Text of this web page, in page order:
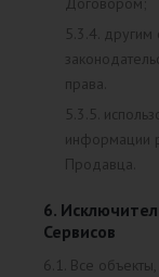
5.3.4.
права.
5.3.5.
информации
Продавца.
6.
Сервисов
6.1. Все